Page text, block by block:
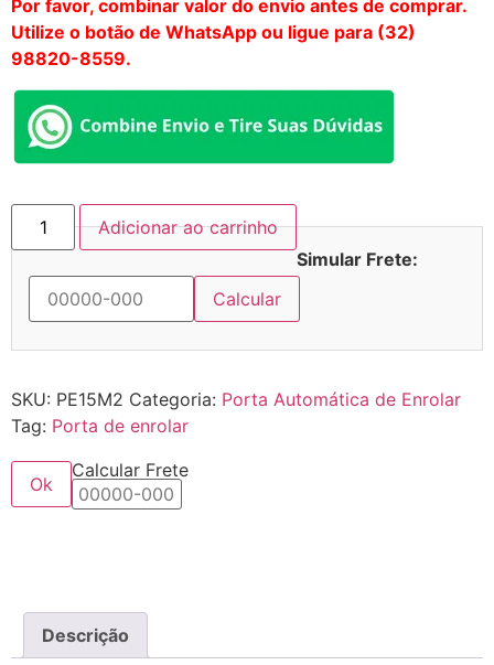
Por favor, combinar valor do envio antes de comprar.
Utilize o botão de WhatsApp ou ligue para (32)
98820-8559.
Adicionar ao carrinho
Simular Frete:
Calcular
SKU: PE15M2 Categoria: Porta Automática de Enrolar
Tag: Porta de enrolar
Calcular Frete
Ok
Descrição